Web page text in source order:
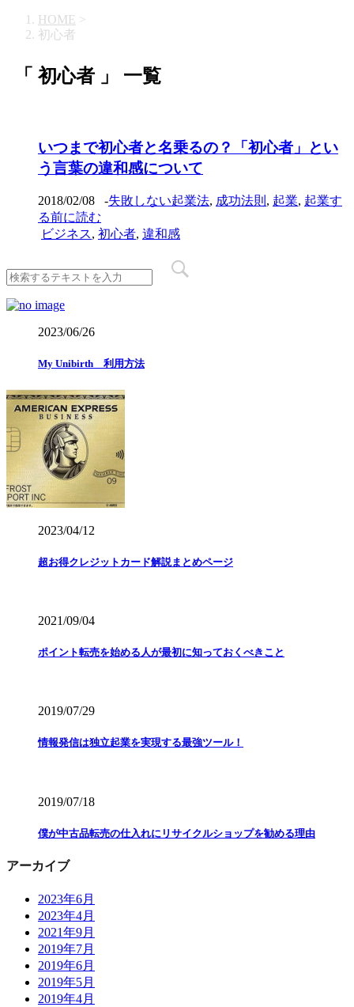
HOME >
初心者
「 初心者 」 一覧
いつまで初心者と名乗るの？「初心者」とい
う言葉の違和感について
2018/02/08 -失敗しない起業法, 成功法則 , 起業, 起業す
る前に読む
ビジネス, 初心者, 違和感
2023/06/26
My Unibirth 利用方法
2023/04/12
超お得クレジットカード解説まとめページ
2021/09/04
ポイント転売を始める人が最初に知っておくべきこと
2019/07/29
情報発信は独立起業を実現する最強ツール！
2019/07/18
僕が中古品転売の仕入れにリサイクルショップを勧める理由
アーカイブ
2023年6月
2023年4月
2021年9月
2019年7月
2019年6月
2019年5月
2019年4月